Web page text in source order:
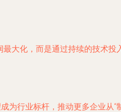
大化，而是通过持续的技术
行业标杆，推动更多企业从“